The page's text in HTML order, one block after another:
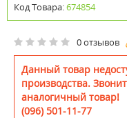
Код Товара:674854
0 отзывов
Данный товар
производства.
аналогичный товар!
(096) 501-11-77